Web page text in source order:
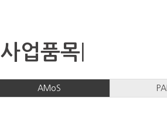
사업품목
AMoS